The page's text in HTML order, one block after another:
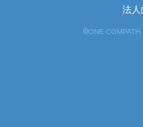
法人
©ONE COMPATH